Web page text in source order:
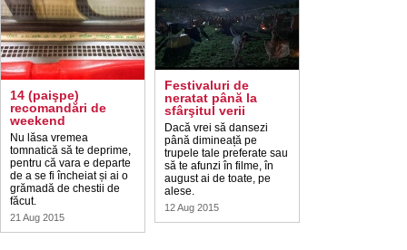
14 (paişpe)
recomandări de
weekend
Nu lăsa vremea
tomnatică să te deprime,
pentru că vara e departe
de a se fi încheiat și ai o
grămadă de chestii de
făcut.
21 Aug 2015
Festivaluri de
neratat până la
sfârşitul verii
Dacă vrei să dansezi
până dimineață pe
trupele tale preferate sau
să te afunzi în filme, în
august ai de toate, pe
alese.
12 Aug 2015